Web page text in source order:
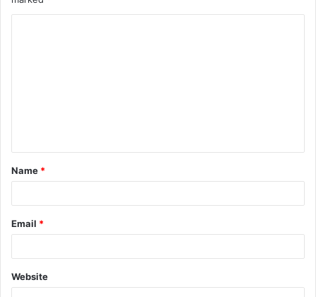
t
*
Name *
Email *
Website